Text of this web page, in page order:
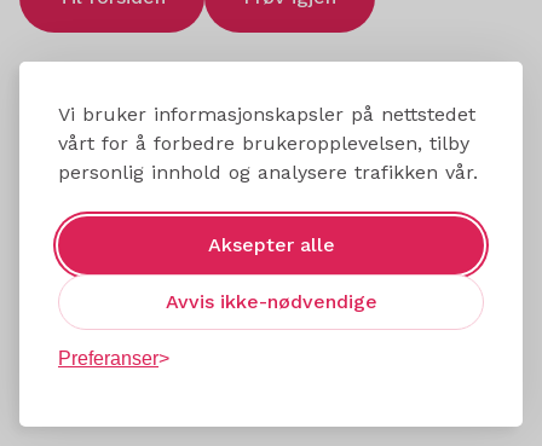
Vi bruker informasjonskapsler på nettstedet
vårt for å forbedre brukeropplevelsen, tilby
personlig innhold og analysere trafikken vår.
Aksepter alle
Avvis ikke-nødvendige
Preferanser